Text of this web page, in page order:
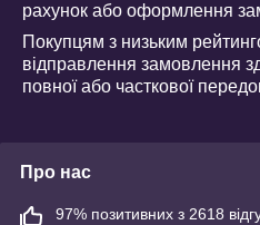
рахунок або оформлення
Покупцям з низьким
відправлення замовлення
повної або часткової
Про нас
97% позитивних з 2618